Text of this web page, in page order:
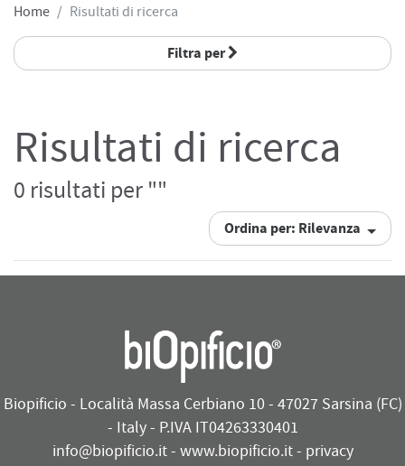
Home Risultati di ricerca
Filtra per
Risultati di ricerca
0 risultati per ""
Ordina per: Rilevanza
Biopificio - Località Massa Cerbiano 10 - 47027 Sarsina (FC)
- Italy - P.IVA IT04263330401
info@biopificio.it- www.biopificio.it- privacy